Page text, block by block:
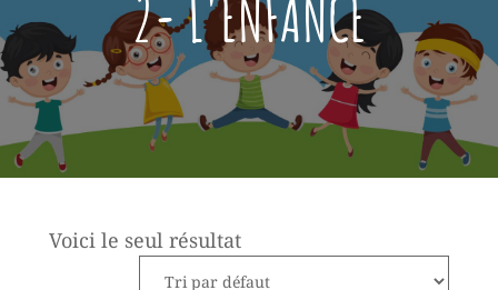
2- L'ENFANCE
Voici le seul résultat